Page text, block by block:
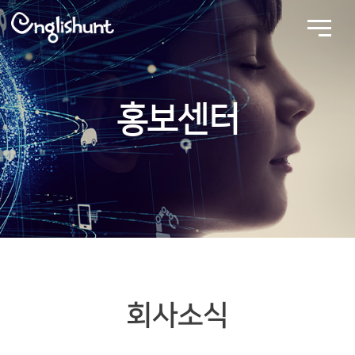
홍보센터
회사소식